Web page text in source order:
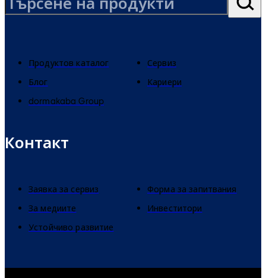
Продуктов каталог
Сервиз
Блог
Кариери
dormakaba Group
Контакт
Заявка за сервиз
Форма за запитвания
За медиите
Инвеститори
Устойчиво развитие